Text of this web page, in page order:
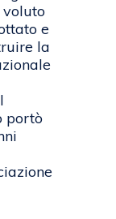
voluto
e
la
portò